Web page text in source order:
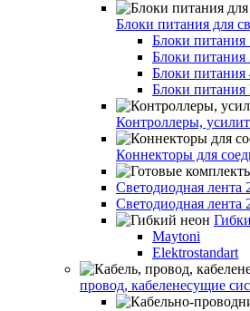
Блоки питания для
Блоки питания
Блоки питания
Блоки питания
Блоки
Контроллеры,
Коннекторы для
Светодиодная лента
Светодиодная лента
Maytoni
Elektrostandart
провод, кабеленесущие